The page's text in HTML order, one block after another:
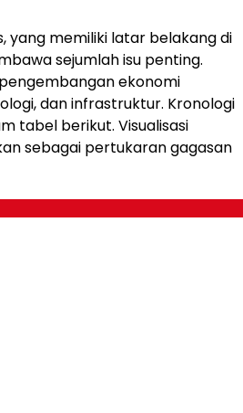
yang memiliki latar belakang di
sejumlah isu penting.
ekonomi
dan infrastruktur. Kronologi
tabel berikut. Visualisasi
sebagai pertukaran gagasan